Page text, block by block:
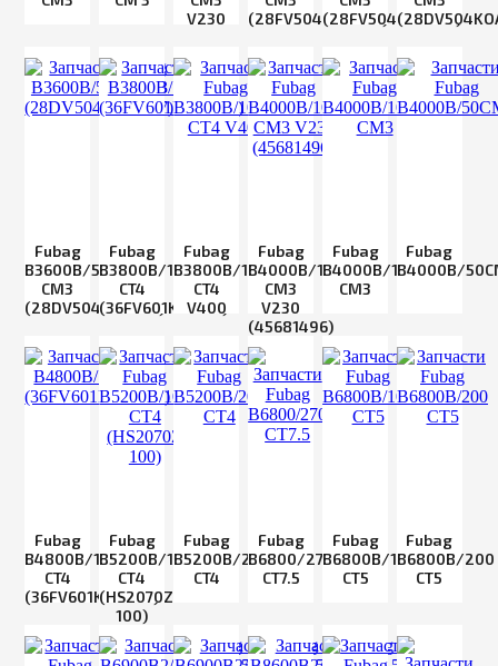
V230
(28FV504KOA644)(28FV504KOA645)
Fubag
B3600B/50H
CM3
(28DV504KOA647)
Fubag
B3800B/100
CT4
(36FV601KOA110)
Fubag
B3800B/100H
CT4
V400
Fubag
B4000B/100
CM3
V230
(45681496)
Fubag
B4000B/100H
СМ3
Fubag
B4000B/
Fubag
B4800B/100
CT4
(36FV601KOA648)
Fubag
B5200B/100
СТ4
(HS2070Z
100)
Fubag
B5200B/200
CT4
Fubag
B6800/270
CT7.5
Fubag
B6800B/100
СТ5
Fubag
B6800B/200
СТ5